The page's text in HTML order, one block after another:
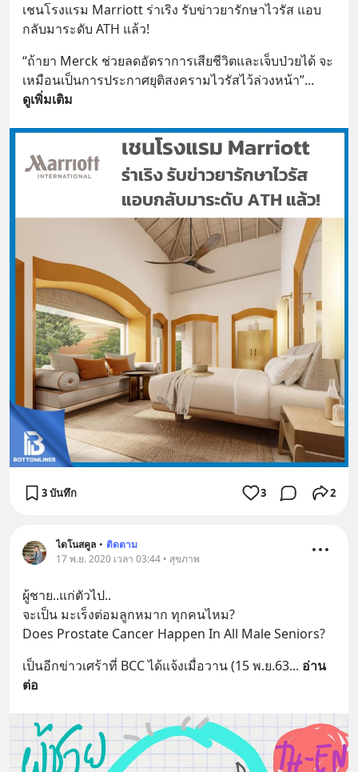
เชนโรงแรม Marriott ร่าเริง รับข่าวยารักษาไวรัส แอบ
กลับมาระดับ ATH แล้ว!
“ถ้ายา Merck ช่วยลดอัตราการเสียชีวิตและเจ็บป่วยได้ จะ
เหมือนเป็นการประกาศยุติสงครามไวรัสไว้ล่วงหน้า”...
ดูเพิ่มเติม
3 บันทึก 3 2
ไดโนสคูล • ติดตาม
17 พ.ย. 2020 เวลา 03:44 • สุขภาพ
ผู้ชาย..แก่ตัวไป..
จะเป็น มะเร็งต่อมลูกหมาก ทุกคนไหม?
Does Prostate Cancer Happen In All Male Seniors?
เป็นอีกข่าวเศร้าที่ BCC ได้แจ้งเมื่อวาน (15 พ.ย.63... อ่าน
ต่อ